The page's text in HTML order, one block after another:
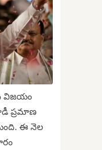
విజయం
ప్రమాణ
ఈ నెల